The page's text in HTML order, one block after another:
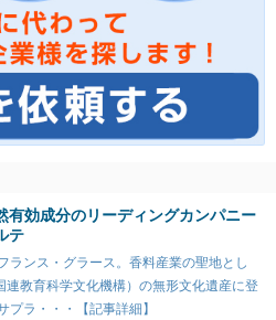
有効成分のリーディングカンパニー
テ
ランス・グラース。香料産業の聖地とし
連教育科学文化機構）の無形文化遺産に登
ラ・・・【記事詳細】